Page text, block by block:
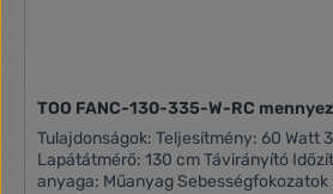
TOO FANC-130-335-W-RC
Tulajdonságok: Teljesítmény: 60 Watt 3 lapátos kialakítás
Lapátátmérő: 130 cm Távirányító
anyaga: Műanyag Sebességfokozatok